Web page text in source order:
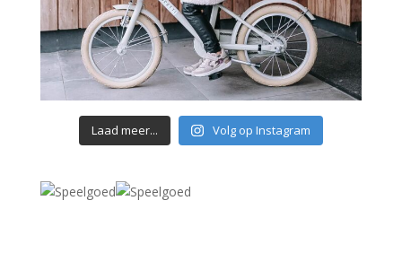
Laad meer... Volg op Instagram